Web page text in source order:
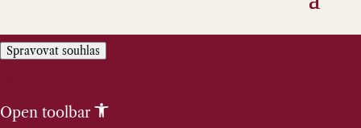
Spravovat souhlas
Open toolbar